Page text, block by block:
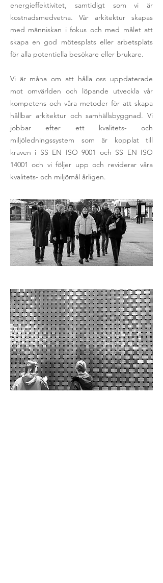
energieffektivitet, samtidigt som vi är
kostnadsmedvetna. Vår arkitektur skapas
med människan i fokus och med målet att
skapa en god mötesplats eller arbetsplats
för alla potentiella besökare eller brukare.
Vi är måna om att hålla oss uppdaterade
mot omvärlden och löpande utveckla vår
kompetens och våra metoder för att skapa
hållbar arkitektur och samhällsbyggnad. Vi
jobbar efter ett kvalitets- och
miljöledningssystem som är kopplat till
kraven i SS EN ISO 9001 och SS EN ISO
14001 och vi följer upp och reviderar våra
kvalitets- och miljömål årligen.